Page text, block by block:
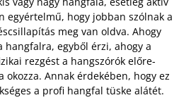
egyértelmű, hogy jobban szólnak a
meg van oldva. Ahogy
hangfalra, egyből érzi, ahogy a
rezgést a hangszórók előre-
okozza. Annak érdekében, hogy ez
a profi hangfal tüske alátét.